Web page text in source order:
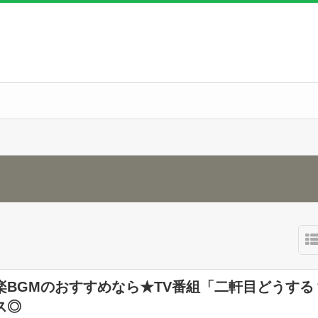
BGMのおすすめなら★TV番組「二軒目どうする
◎